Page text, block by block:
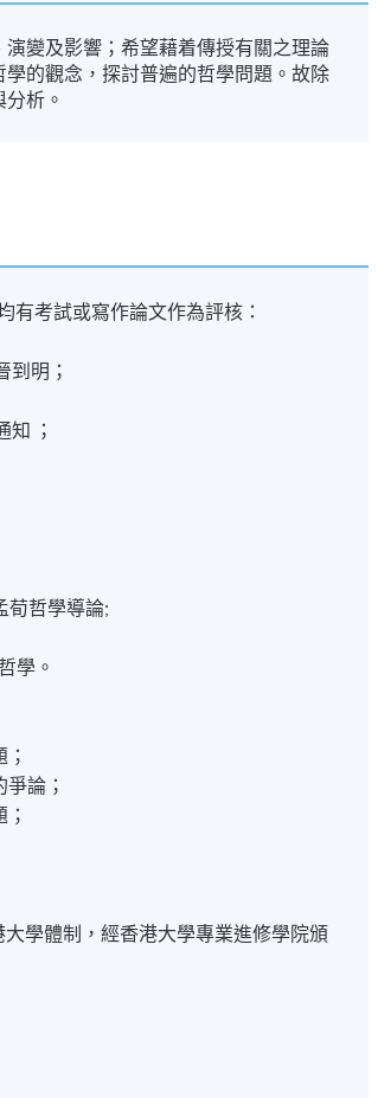
變及影響；希望藉着傳授有關之理論
的觀念，探討普遍的哲學問題。故除
析。
有考試或寫作論文作為評核：
明；
；
學導論;
。
論；
學體制，經香港大學專業進修學院頒